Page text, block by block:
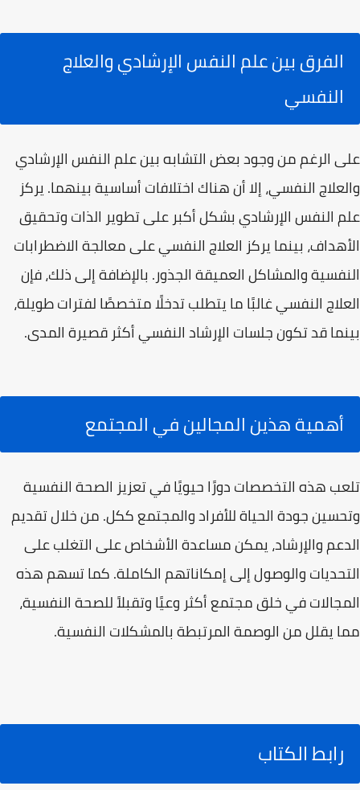
الفرق بين علم النفس الإرشادي والعلاج
النفسي
على الرغم من وجود بعض التشابه بين علم النفس الإرشادي
والعلاج النفسي، إلا أن هناك اختلافات أساسية بينهما. يركز
علم النفس الإرشادي بشكل أكبر على تطوير الذات وتحقيق
الأهداف، بينما يركز العلاج النفسي على معالجة الاضطرابات
النفسية والمشاكل العميقة الجذور. بالإضافة إلى ذلك، فإن
العلاج النفسي غالبًا ما يتطلب تدخلًا متخصصًا لفترات طويلة،
بينما قد تكون جلسات الإرشاد النفسي أكثر قصيرة المدى.
أهمية هذين المجالين في المجتمع
تلعب هذه التخصصات دورًا حيويًا في تعزيز الصحة النفسية
وتحسين جودة الحياة للأفراد والمجتمع ككل. من خلال تقديم
الدعم والإرشاد، يمكن مساعدة الأشخاص على التغلب على
التحديات والوصول إلى إمكاناتهم الكاملة. كما تسهم هذه
المجالات في خلق مجتمع أكثر وعيًا وتقبلاً للصحة النفسية،
مما يقلل من الوصمة المرتبطة بالمشكلات النفسية.
رابط الكتاب